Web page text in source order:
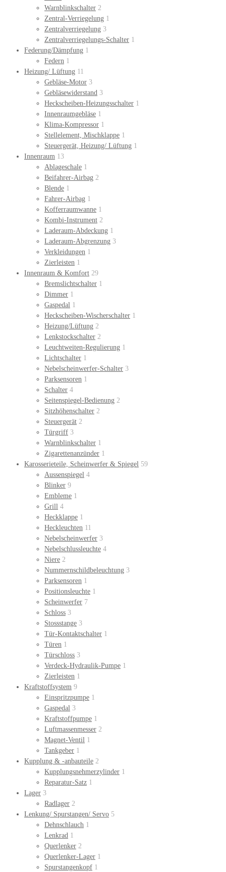
Warnblinkschalter 2
Zentral-Verriegelung 1
Zentralverriegelung 3
Zentralverriegelungs-Schalter 1
Federung/Dämpfung 1
Federn 1
Heizung/ Lüftung 11
Gebläse-Motor 3
Gebläsewiderstand 3
Heckscheiben-Heizungsschalter 1
Innenraumgebläse 1
Klima-Kompressor 1
Stellelement, Mischklappe 1
Steuergerät, Heizung/ Lüftung 1
Innenraum 13
Ablageschale 1
Beifahrer-Airbag 2
Blende 1
Fahrer-Airbag 1
Kofferraumwanne 1
Kombi-Instrument 2
Laderaum-Abdeckung 1
Laderaum-Abgrenzung 3
Verkleidungen 1
Zierleisten 1
Innenraum & Komfort 29
Bremslichtschalter 1
Dimmer 1
Gaspedal 1
Heckscheiben-Wischerschalter 1
Heizung/Lüftung 2
Lenkstockschalter 2
Leuchtweiten-Regulierung 1
Lichtschalter 1
Nebelscheinwerfer-Schalter 3
Parksensoren 1
Schalter 4
Seitenspiegel-Bedienung 2
Sitzhöhenschalter 2
Steuergerät 2
Türgriff 3
Warnblinkschalter 1
Zigarettenanzünder 1
Karosserieteile, Scheinwerfer & Spiegel 59
Aussenspiegel 4
Blinker 9
Embleme 1
Grill 4
Heckklappe 1
Heckleuchten 11
Nebelscheinwerfer 3
Nebelschlussleuchte 4
Niere 2
Nummernschildbeleuchtung 3
Parksensoren 1
Positionsleuchte 1
Scheinwerfer 7
Schloss 3
Stossstange 3
Tür-Kontaktschalter 1
Türen 1
Türschloss 3
Verdeck-Hydraulik-Pumpe 1
Zierleisten 1
Kraftstoffsystem 9
Einspritzpumpe 1
Gaspedal 3
Kraftstoffpumpe 1
Luftmassenmesser 2
Magnet-Ventil 1
Tankgeber 1
Kupplung & -anbauteile 2
Kupplungsnehmerzylinder 1
Reparatur-Satz 1
Lager 3
Radlager 2
Lenkung/ Spurstangen/ Servo 5
Dehnschlauch 1
Lenkrad 1
Querlenker 2
Querlenker-Lager 1
Spurstangenkopf 1